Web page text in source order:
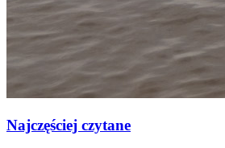
Najczęściej czytane